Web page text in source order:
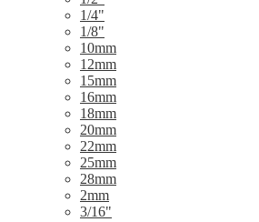
1/4"
1/8"
10mm
12mm
15mm
16mm
18mm
20mm
22mm
25mm
28mm
2mm
3/16"